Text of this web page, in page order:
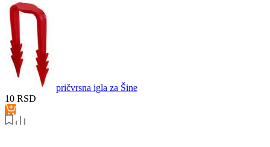
pričvrsna igla za Šine
10 RSD